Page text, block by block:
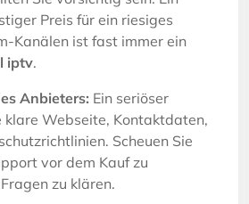
Preis für ein riesiges
Kanälen ist fast immer ein
iptv.
Anbieters: Ein seriöser
Webseite, Kontaktdaten,
Scheuen Sie
vor dem Kauf zu
zu klären.